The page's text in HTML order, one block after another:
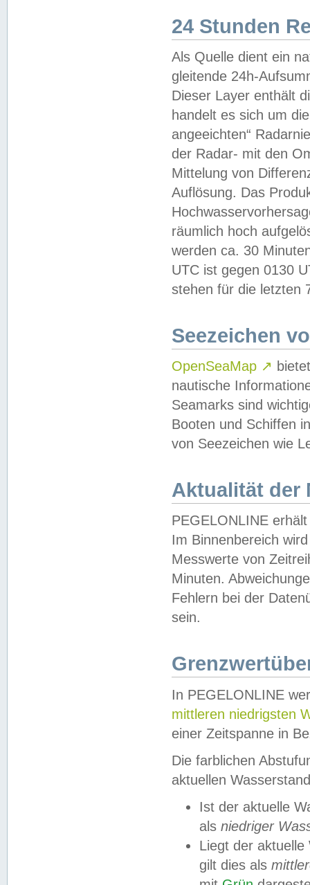
24 Stunden
Als Quelle dient ein
gleitende 24h-
Dieser Layer enthält
handelt es sich um
angeeichten“
der Radar- mit den
Mittelung von
Auflösung. Das
räumlich hoch
werden ca. 30
UTC ist gegen 0130
stehen für die letzten
Seezeichen
OpenSeaMap ↗
nautische
Seamarks sind
Booten und Schiffen
von Seezeichen wie
Aktualität der
PEGELONLINE
Im Binnenbereich
Messwerte von
Minuten.
Fehlern bei der
sein.
In PEGELONLINE
mittleren niedrigsten
einer Zeitspanne in
Die farblichen
aktuellen
Ist der aktuelle
als niedriger
Liegt der
gilt dies als